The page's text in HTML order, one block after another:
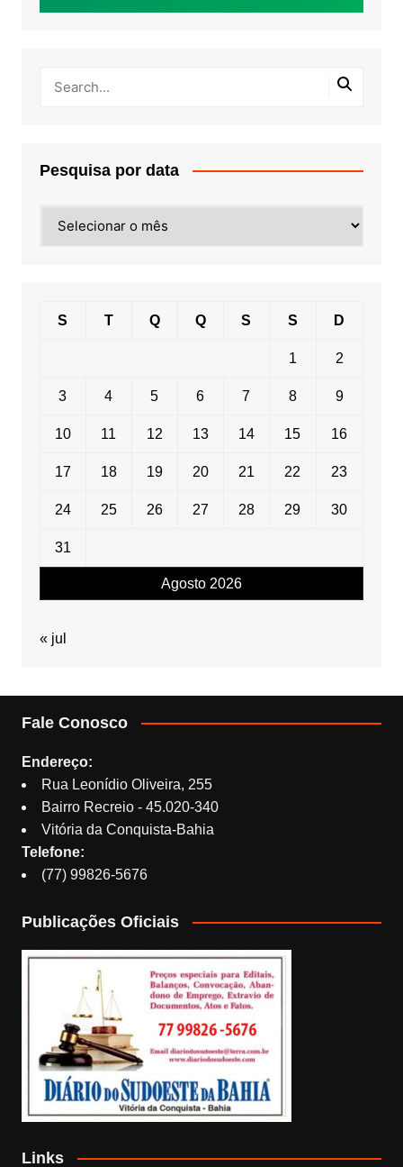
Pesquisa por data
por
Agosto 2026
S T Q Q S S D
1 2
3 4 5 6 7 8 9
10 11 12 13 14 15 16
17 18 19 20 21 22 23
24 25 26 27 28 29 30
31
« jul
Fale Conosco
Endereço:
Rua Leonídio Oliveira, 255
Bairro Recreio - 45.020-340
Vitória da Conquista-Bahia
Telefone:
(77) 99826-5676
Publicações Oficiais
Links